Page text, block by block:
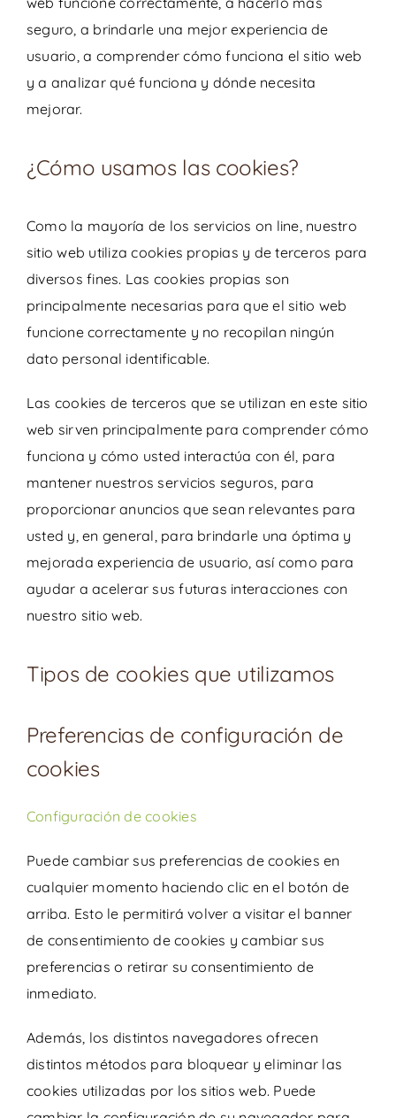
seguro, a brindarle una mejor experiencia de
usuario, a comprender cómo funciona el sitio web
y a analizar qué funciona y dónde necesita
mejorar.
¿Cómo usamos las cookies?
Como la mayoría de los servicios on line, nuestro
sitio web utiliza cookies propias y de terceros para
diversos fines. Las cookies propias son
principalmente necesarias para que el sitio web
funcione correctamente y no recopilan ningún
dato personal identificable.
Las cookies de terceros que se utilizan en este sitio
web sirven principalmente para comprender cómo
funciona y cómo usted interactúa con él, para
mantener nuestros servicios seguros, para
proporcionar anuncios que sean relevantes para
usted y, en general, para brindarle una óptima y
mejorada experiencia de usuario, así como para
ayudar a acelerar sus futuras interacciones con
nuestro sitio web.
Tipos de cookies que utilizamos
Preferencias de configuración de
cookies
Configuración de cookies
Puede cambiar sus preferencias de cookies en
cualquier momento haciendo clic en el botón de
arriba. Esto le permitirá volver a visitar el banner
de consentimiento de cookies y cambiar sus
preferencias o retirar su consentimiento de
inmediato.
Además, los distintos navegadores ofrecen
distintos métodos para bloquear y eliminar las
cookies utilizadas por los sitios web. Puede